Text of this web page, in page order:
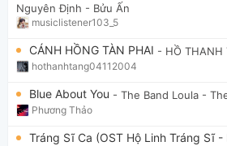
Nguyên Định - Bửu Ấn
musiclistener103_5
CÁNH HỒNG TÀN PHAI - HỒ THANH
hothanhtang04112004
Blue About You - The Band Loula -
Phương Thảo
Tráng Sĩ Ca (OST Hộ Linh Tráng Sĩ -